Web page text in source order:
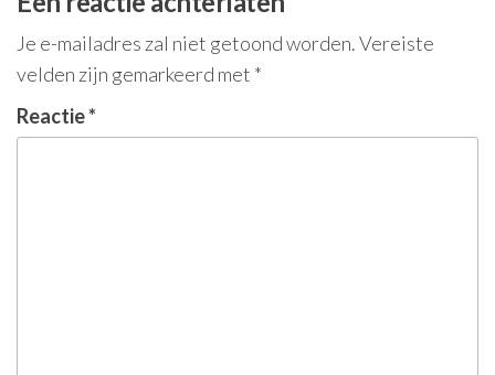
Je e-mailadres zal niet getoond worden.Vereiste
velden zijn gemarkeerd met *
Reactie*